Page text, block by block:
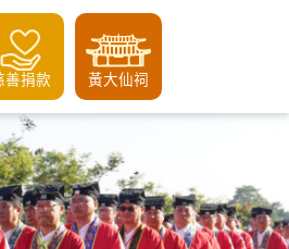
善捐款 黃大仙祠